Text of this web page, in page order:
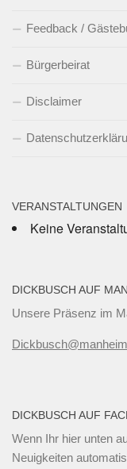
Feedback /
Bürgerbeirat
Disclaimer
VERANSTALTUNGEN
Keine
DICKBUSCH AUF
Unsere Präsenz im
DICKBUSCH AUF
Wenn Ihr hier unten
Neuigkeiten